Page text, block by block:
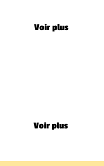
Voir plus
Voir plus